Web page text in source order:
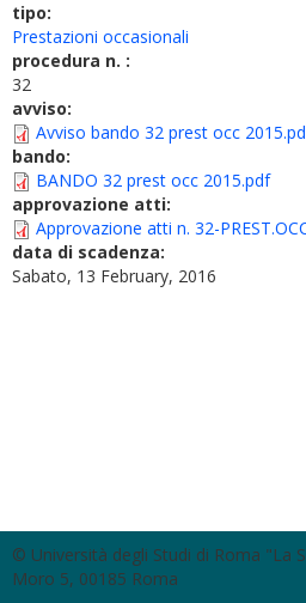
tipo:
Prestazioni occasionali
procedura n. :
32
avviso:
Avviso bando 32 prest occ
bando:
BANDO 32 prest occ 2015.pdf
approvazione atti:
Approvazione atti n. 32-
data di scadenza:
Sabato, 13 February, 2016
© Università degli Studi di Roma "La
Moro 5, 00185 Roma